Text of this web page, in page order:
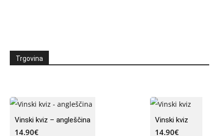
Trgovina
Vinski kviz – angleščina
14.90€
Vinski kviz
14.90€